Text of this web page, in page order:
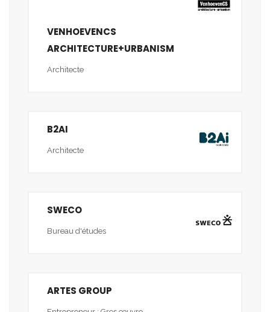
VENHOEVENCS
ARCHITECTURE+URBANISM
Architecte
B2AI
Architecte
SWECO
Bureau d'études
ARTES GROUP